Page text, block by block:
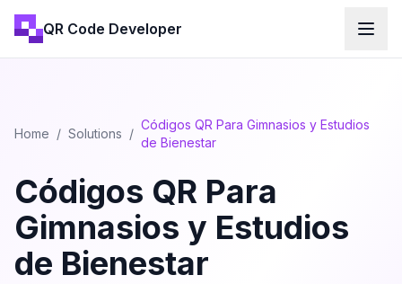
QR Code Developer
Home / Solutions /
Códigos QR Para Gimnasios y Estudios
de Bienestar
Códigos QR Para
Gimnasios y Estudios
de Bienestar